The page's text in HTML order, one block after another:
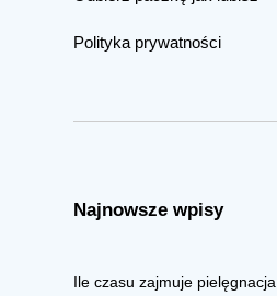
Polityka prywatności
Najnowsze wpisy
Ile czasu zajmuje pielęgnacja